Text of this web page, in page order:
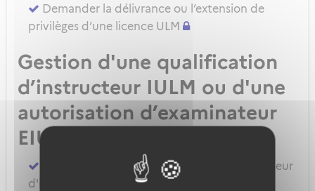
Demander la délivrance ou l’extension de
privilèges d’une licence ULM
Gestion d'une qualification
d’instructeur IULM ou d'une
autorisation d’examinateur
EIULM
Attester des prérequis pour devenir formateur
d'instructeur ULM